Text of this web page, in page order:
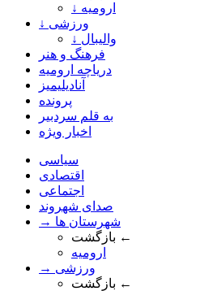
↓ ارومیه
↓ ورزشی
↓ والیبال
فرهنگ و هنر
دریاچه ارومیه
آنادیلیمیز
پرونده
به قلم سردبیر
اخبار ویژه
سیاسی
اقتصادی
اجتماعی
صدای شهروند
→ شهرستان ها
بازگشت ←
ارومیه
→ ورزشی
بازگشت ←